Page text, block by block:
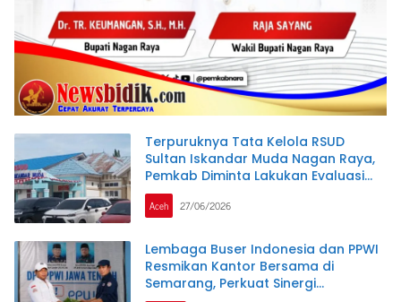
Terpuruknya Tata Kelola RSUD
Sultan Iskandar Muda Nagan Raya,
Pemkab Diminta Lakukan Evaluasi
Menyeluruh
Aceh 27/06/2026
Lembaga Buser Indonesia dan PPWI
Resmikan Kantor Bersama di
Semarang, Perkuat Sinergi